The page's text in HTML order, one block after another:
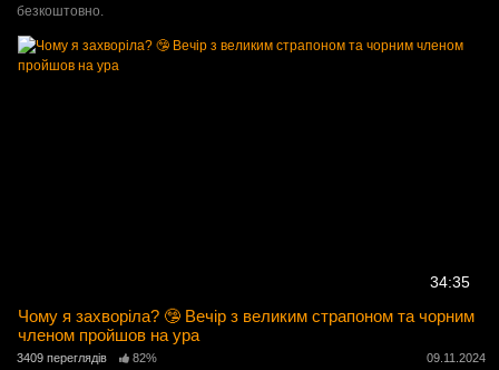
безкоштовно.
34:35
Чому я захворіла? 🤥 Вечір з великим страпоном та чорним
членом пройшов на ура
3409 переглядів 82% 09.11.2024